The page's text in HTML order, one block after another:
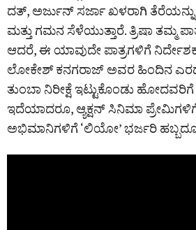
ದತ್, ಅರ್ಜುನ್ ಸರ್ಜಾ ಖಳರಾಗಿ ತೆರೆಯನ್ನು
ಮತ್ತು ಗಮನ ಸೆಳೆಯುತ್ತಾರೆ. ತ್ರಿಷಾ ತಮ್ಮ
ಆದರೆ, ಈ ಯಾವುದೇ ಪಾತ್ರಗಳಿಗೆ
ಲೋಕೇಶ್ ಕನಗರಾಜ್ ಅವರ ಹಿಂದಿನ
ತುಂಬಾ ನಿರೀಕ್ಷೆ ಇಟ್ಟುಕೊಂಡು
ಇದೆಯಾದರೂ, ಆ್ಯಕ್ಷನ್ ಸಿನಿಮಾ
ಅಭಿಮಾನಿಗಳಿಗೆ ‘ಲಿಯೋ’ ಭರ್ಜರಿ